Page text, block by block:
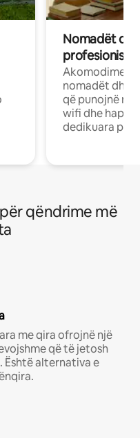
Nomadët
Akomodime
nomadët dhe
që punojnë në
wifi dhe
dedikuara
qëndrime më
me qira ofrojnë një
që të jetosh
Është alternativa e